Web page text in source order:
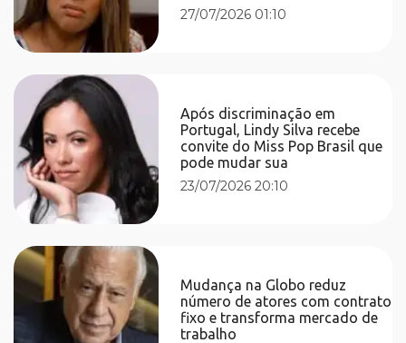
27/07/2026 01:10
Após discriminação em
Portugal, Lindy Silva recebe
convite do Miss Pop Brasil que
pode mudar sua
23/07/2026 20:10
Mudança na Globo reduz
número de atores com contrato
fixo e transforma mercado de
trabalho